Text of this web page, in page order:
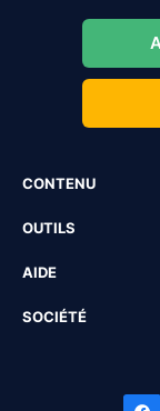
CONTENU
OUTILS
AIDE
SOCIÉTÉ